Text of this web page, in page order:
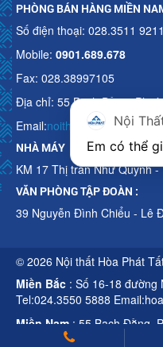
PHÒNG BÁN HÀNG MIỀN
Số điện thoại: 028.3511
Mobile: 0901.689.678
Fax: 028.38997105
Địa chỉ: 55 Bạch Đằng,
Email:
NHÀ MÁY
KM 17 Thị trấn Như Quỳnh
VĂN PHÒNG TẬP ĐOÀN :
39 Nguyễn Đình Chiểu - Lê
© 2026 Nội thất Hòa Phát
Miền Bắc : Số 16-18 đường
Tel:024.3550 5888
Miền Nam : 55 Bạch Đằng,
Tel:028.3511 9211
Nội